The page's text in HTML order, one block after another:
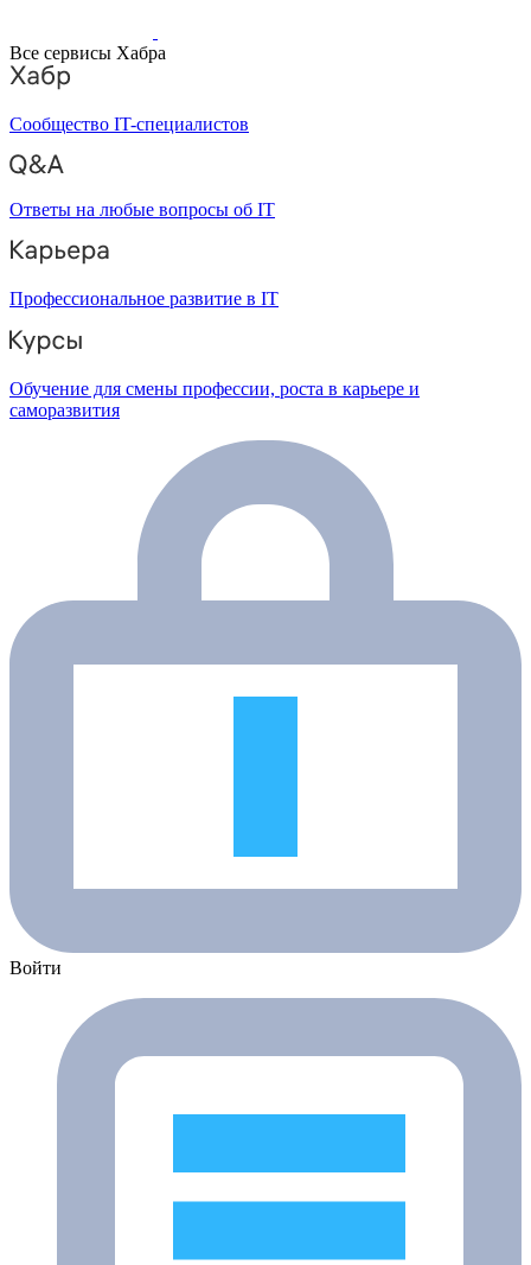
Все сервисы Хабра
Сообщество IT-специалистов
Ответы на любые вопросы об IT
Профессиональное развитие в IT
Обучение для смены профессии, роста в карьере и
саморазвития
Войти